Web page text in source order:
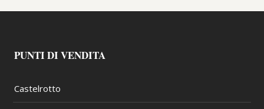
PUNTI DI VENDITA
Castelrotto